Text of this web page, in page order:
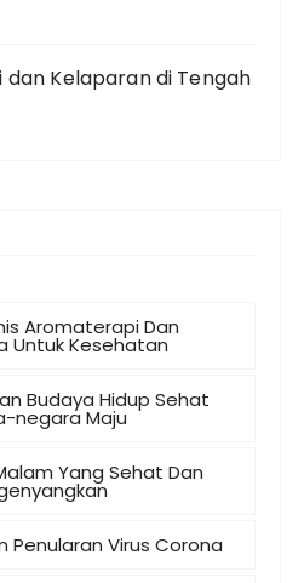
dan Kelaparan di Tengah
Aromaterapi Dan
Untuk Kesehatan
Budaya Hidup Sehat
negara Maju
Yang Sehat Dan
Penularan Virus Corona